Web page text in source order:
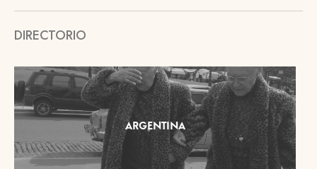
DIRECTORIO
ARGENTINA